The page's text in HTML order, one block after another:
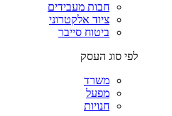
חבות מעבידים
ציוד אלקטרוני
ביטוח סייבר
לפי סוג העסק
משרד
מפעל
חנויות